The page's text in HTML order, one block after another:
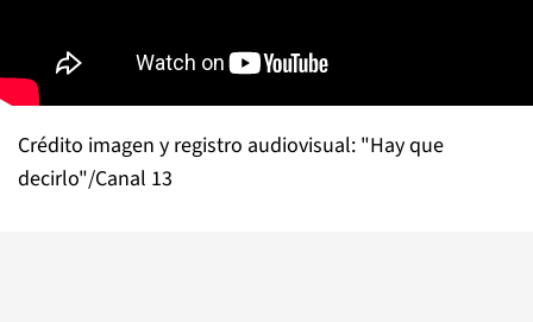
Crédito imagen y registro audiovisual: "Hay que
decirlo"/Canal 13